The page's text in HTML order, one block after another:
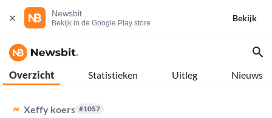
Newsbit
Bekijk in de Google Play store
Bekijk
Overzicht Statistieken Uitleg Nieuws
Xeffy koers #1057